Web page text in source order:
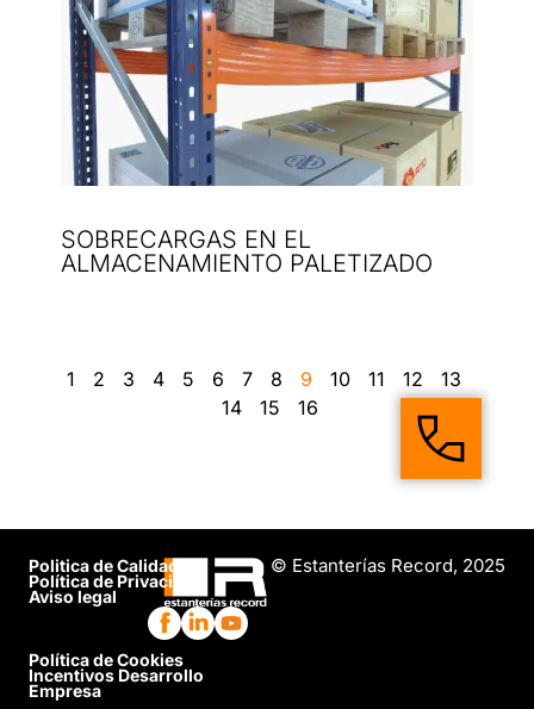
SOBRECARGAS EN EL
ALMACENAMIENTO PALETIZADO
1 2 3 4 5 6 7 8 9 10 11 12
13
14
15 16
Politica de Calidad
Política de Privacidad
Aviso legal
Política de Cookies
Incentivos Desarrollo
Empresa
© Estanterías Record, 2025